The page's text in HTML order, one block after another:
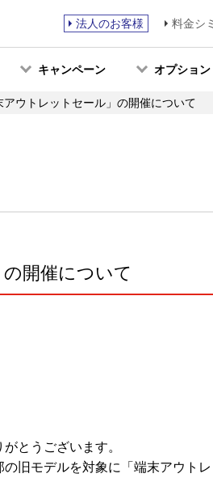
法人のお客様 料金シ
キャンペーン オプション
アウトレットセール」の開催について
の開催について
とうございます。
旧モデルを対象に「端末アウト